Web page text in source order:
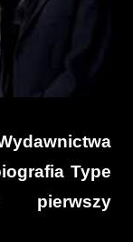
Type
pierwszy